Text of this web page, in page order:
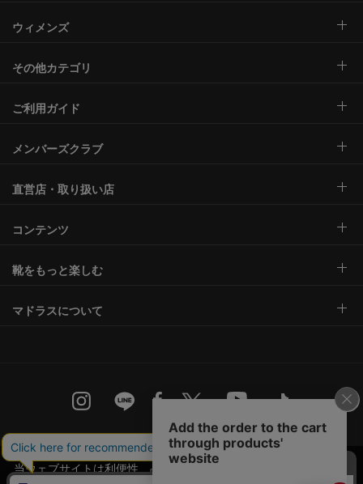
ウィメンズ
その他カテゴリ
ご利用ガイド
メンバーズクラブ
直営店・取り扱い店
コンテンツ
靴をもっと楽しむ
マドラスについて
サイトご利用規約
特定商取引法に基づく表示
当ウェブサイトは利便性、品質維持・向上を目的